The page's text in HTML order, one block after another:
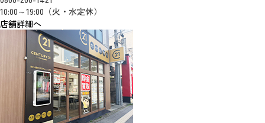
10:00～19:00（火・水定休）
店舗詳細へ